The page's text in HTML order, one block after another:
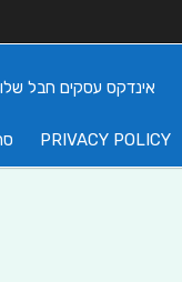
אינדקס עסקים חבל
PRIVACY POLICY